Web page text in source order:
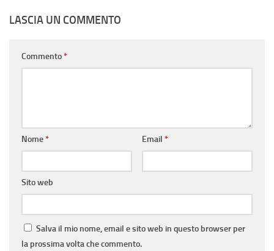
LASCIA UN COMMENTO
Commento*
Nome* Email *
Sito web
Salva il mio nome, email e sito web in questo browser per
la prossima volta che commento.